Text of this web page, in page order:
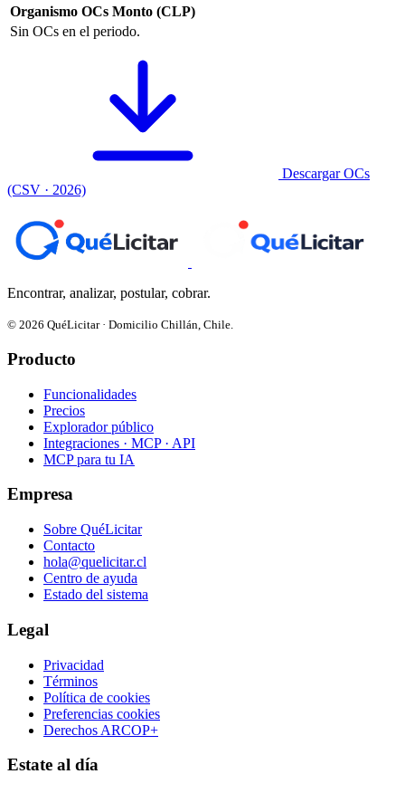
Organismo OCs Monto (CLP)
Sin OCs en el periodo.
Descargar OCs
(CSV · 2026)
Encontrar, analizar, postular, cobrar.
© 2026 QuéLicitar · Domicilio Chillán, Chile.
Producto
Funcionalidades
Precios
Explorador público
Integraciones · MCP · API
MCP para tu IA
Empresa
Sobre QuéLicitar
Contacto
hola@quelicitar.cl
Centro de ayuda
Estado del sistema
Legal
Privacidad
Términos
Política de cookies
Preferencias cookies
Derechos ARCOP+
Estate al día